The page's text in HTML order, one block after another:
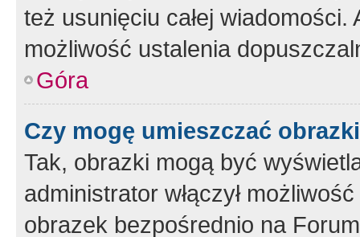
też usunięciu całej
możliwość ustalenia
Góra
Czy mogę umieszczać
Tak, obrazki mogą być
administrator włączył
obrazek bezpośrednio na